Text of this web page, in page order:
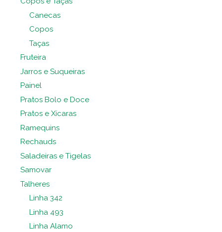
Canecas
Copos
Taças
Fruteira
Jarros e Suqueiras
Painel
Pratos Bolo e Doce
Pratos e Xícaras
Ramequins
Rechauds
Saladeiras e Tigelas
Samovar
Talheres
Linha 342
Linha 493
Linha Alamo